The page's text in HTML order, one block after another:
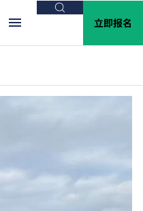
搜索
立即报名